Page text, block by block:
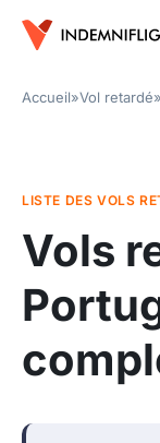
Accueil»Vol retardé»
LISTE DES VOLS
Vols